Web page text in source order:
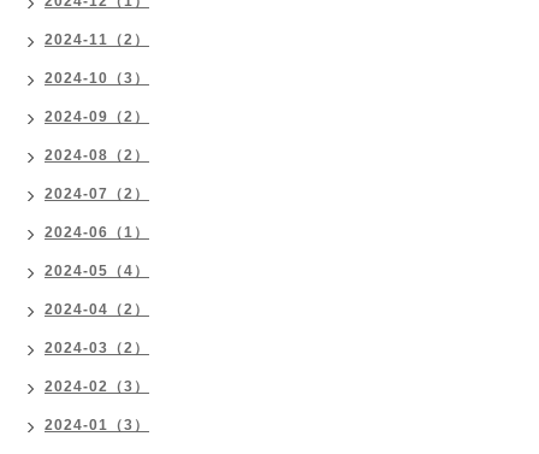
2024-11（2）
2024-10（3）
2024-09（2）
2024-08（2）
2024-07（2）
2024-06（1）
2024-05（4）
2024-04（2）
2024-03（2）
2024-02（3）
2024-01（3）